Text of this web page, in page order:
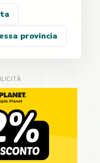
provincia